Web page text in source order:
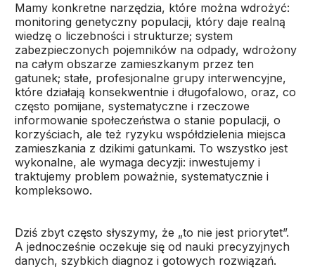
Mamy konkretne narzędzia, które można wdrożyć:
monitoring genetyczny populacji, który daje realną
wiedzę o liczebności i strukturze; system
zabezpieczonych pojemników na odpady, wdrożony
na całym obszarze zamieszkanym przez ten
gatunek; stałe, profesjonalne grupy interwencyjne,
które działają konsekwentnie i długofalowo, oraz, co
często pomijane, systematyczne i rzeczowe
informowanie społeczeństwa o stanie populacji, o
korzyściach, ale też ryzyku współdzielenia miejsca
zamieszkania z dzikimi gatunkami. To wszystko jest
wykonalne, ale wymaga decyzji: inwestujemy i
traktujemy problem poważnie, systematycznie i
kompleksowo.
Dziś zbyt często słyszymy, że „to nie jest priorytet”.
A jednocześnie oczekuje się od nauki precyzyjnych
danych, szybkich diagnoz i gotowych rozwiązań.